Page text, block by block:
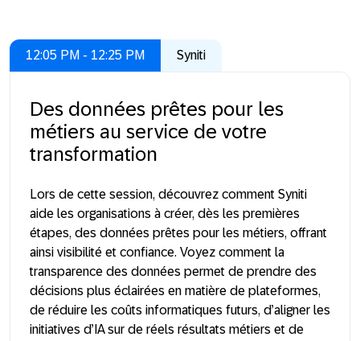
12:05 PM - 12:25 PM Syniti
Des données prêtes pour les
métiers au service de votre
transformation
Lors de cette session, découvrez comment Syniti
aide les organisations à créer, dès les premières
étapes, des données prêtes pour les métiers, offrant
ainsi visibilité et confiance. Voyez comment la
transparence des données permet de prendre des
décisions plus éclairées en matière de plateformes,
de réduire les coûts informatiques futurs, d’aligner les
initiatives d’IA sur de réels résultats métiers et de